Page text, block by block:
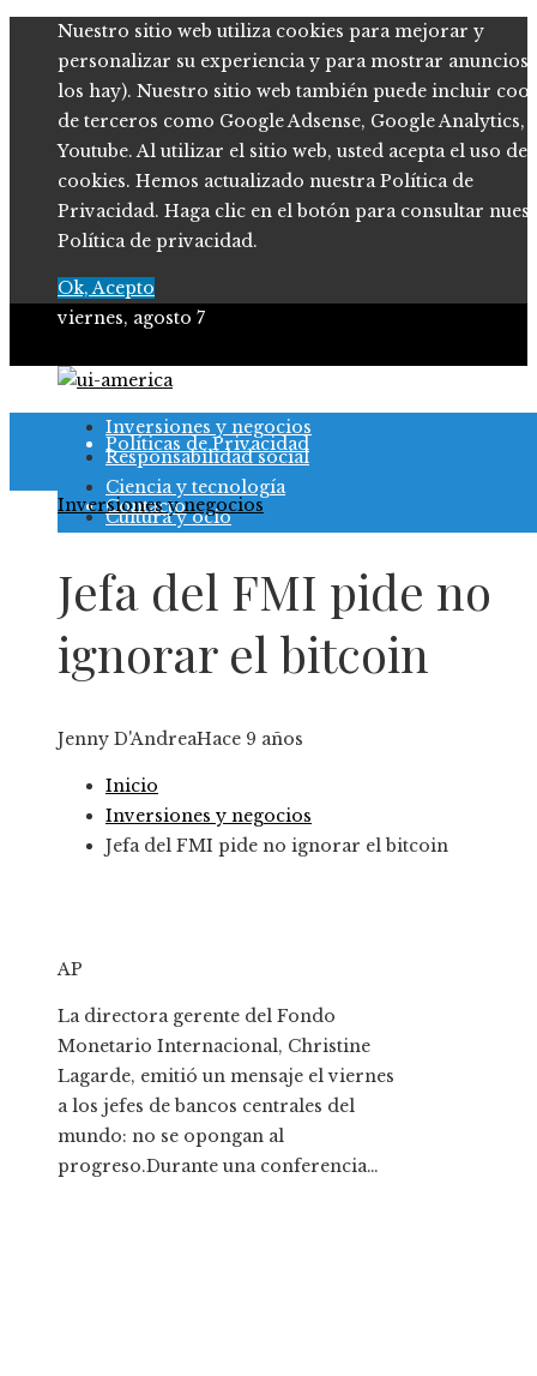
Nuestro sitio web utiliza cookies para mejorar y
personalizar su experiencia y para mostrar anuncios
los hay). Nuestro sitio web también puede incluir
de terceros como Google Adsense, Google Analytics,
Youtube. Al utilizar el sitio web, usted acepta el uso de
cookies. Hemos actualizado nuestra Política de
Privacidad. Haga clic en el botón para consultar
Política de privacidad.
Ok, Acepto
viernes, agosto 7
Quiénes somos
Políticas de Privacidad
Contacto
Inversiones y negocios
Responsabilidad social
Ciencia y tecnología
Cultura y ocio
Inversiones y negocios
Jefa del FMI pide no
ignorar el bitcoin
Jenny D'AndreaHace 9 años
Inicio
Inversiones y negocios
Jefa del FMI pide no ignorar el bitcoin
AP
La directora gerente del Fondo
Monetario Internacional, Christine
Lagarde, emitió un mensaje el viernes
a los jefes de bancos centrales del
mundo: no se opongan al
progreso.Durante una conferencia…